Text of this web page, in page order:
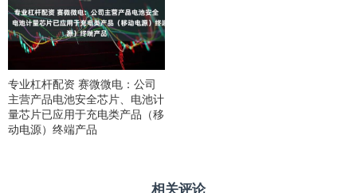
专业杠杆配资 赛微微电：公司
主营产品电池安全芯片、电池计
量芯片已应用于充电类产品（移
动电源）终端产品
相关评论